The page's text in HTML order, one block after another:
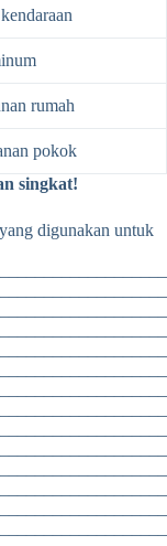
rumah
pokok
singkat!
digunakan untuk